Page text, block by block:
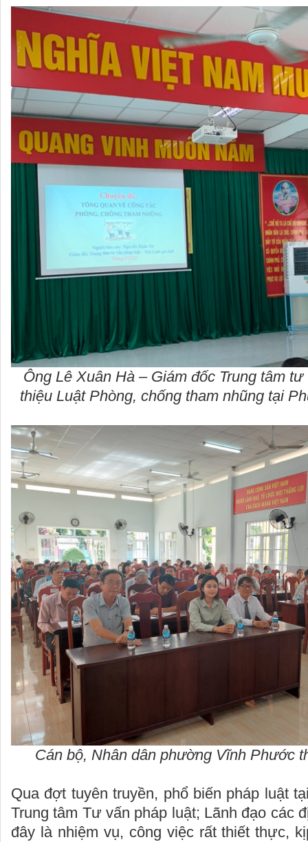
Ông Lê Xuân Hà – Giám đốc Trung tâm
thiệu Luật Phòng, chống tham nhũng tại
Cán bộ, Nhân dân phường Vĩnh Phước
Qua đợt tuyên truyền, phổ biến pháp luật
Trung tâm Tư vấn pháp luật; Lãnh đạo các
đây là nhiệm vụ, công việc rất thiết thực,